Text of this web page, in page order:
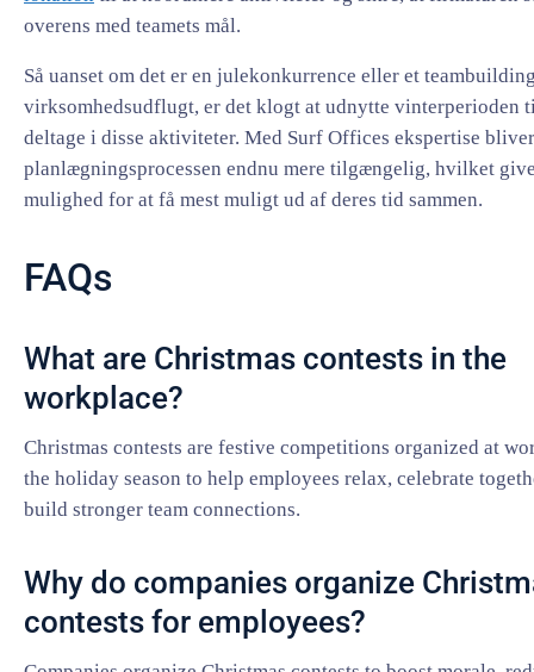
overens med teamets mål.
Så uanset om det er en julekonkurrence eller et
virksomhedsudflugt, er det klogt at udnytte vinterperioden
deltage i disse aktiviteter. Med Surf Offices ekspertise bliver
planlægningsprocessen endnu mere tilgængelig, hvilket
mulighed for at få mest muligt ud af deres tid sammen.
FAQs
What are Christmas contests in the
workplace?
Christmas contests are festive competitions organized at
the holiday season to help employees relax, celebrate
build stronger team connections.
Why do companies organize
contests for employees?